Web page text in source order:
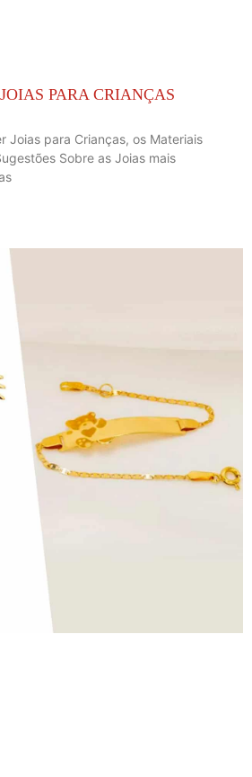
PARA CRIANÇAS
Joias para Crianças, os Materiais
Sobre as Joias mais